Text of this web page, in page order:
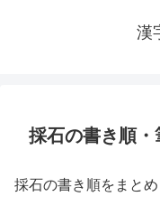
漢
採石の書き順・
採石の書き順をまとめ